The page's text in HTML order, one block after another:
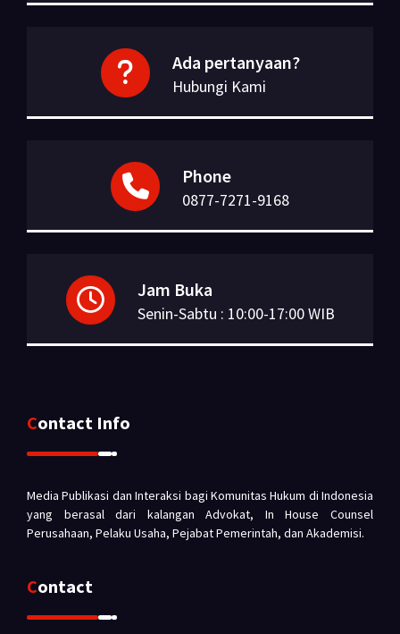
Ada pertanyaan?
Hubungi Kami
Phone
0877-7271-9168
Jam Buka
Senin-Sabtu : 10:00-17:00 WIB
Contact Info
Media Publikasi dan Interaksi bagi Komunitas Hukum di Indonesia
yang berasal dari kalangan Advokat, In House Counsel
Perusahaan, Pelaku Usaha, Pejabat Pemerintah, dan Akademisi.
Contact